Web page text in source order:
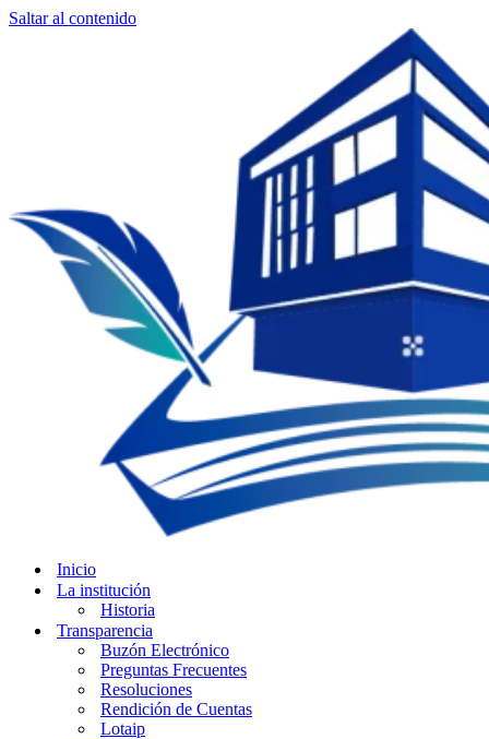
Saltar al contenido
Inicio
La institución
Historia
Transparencia
Buzón Electrónico
Preguntas Frecuentes
Resoluciones
Rendición de Cuentas
Lotaip